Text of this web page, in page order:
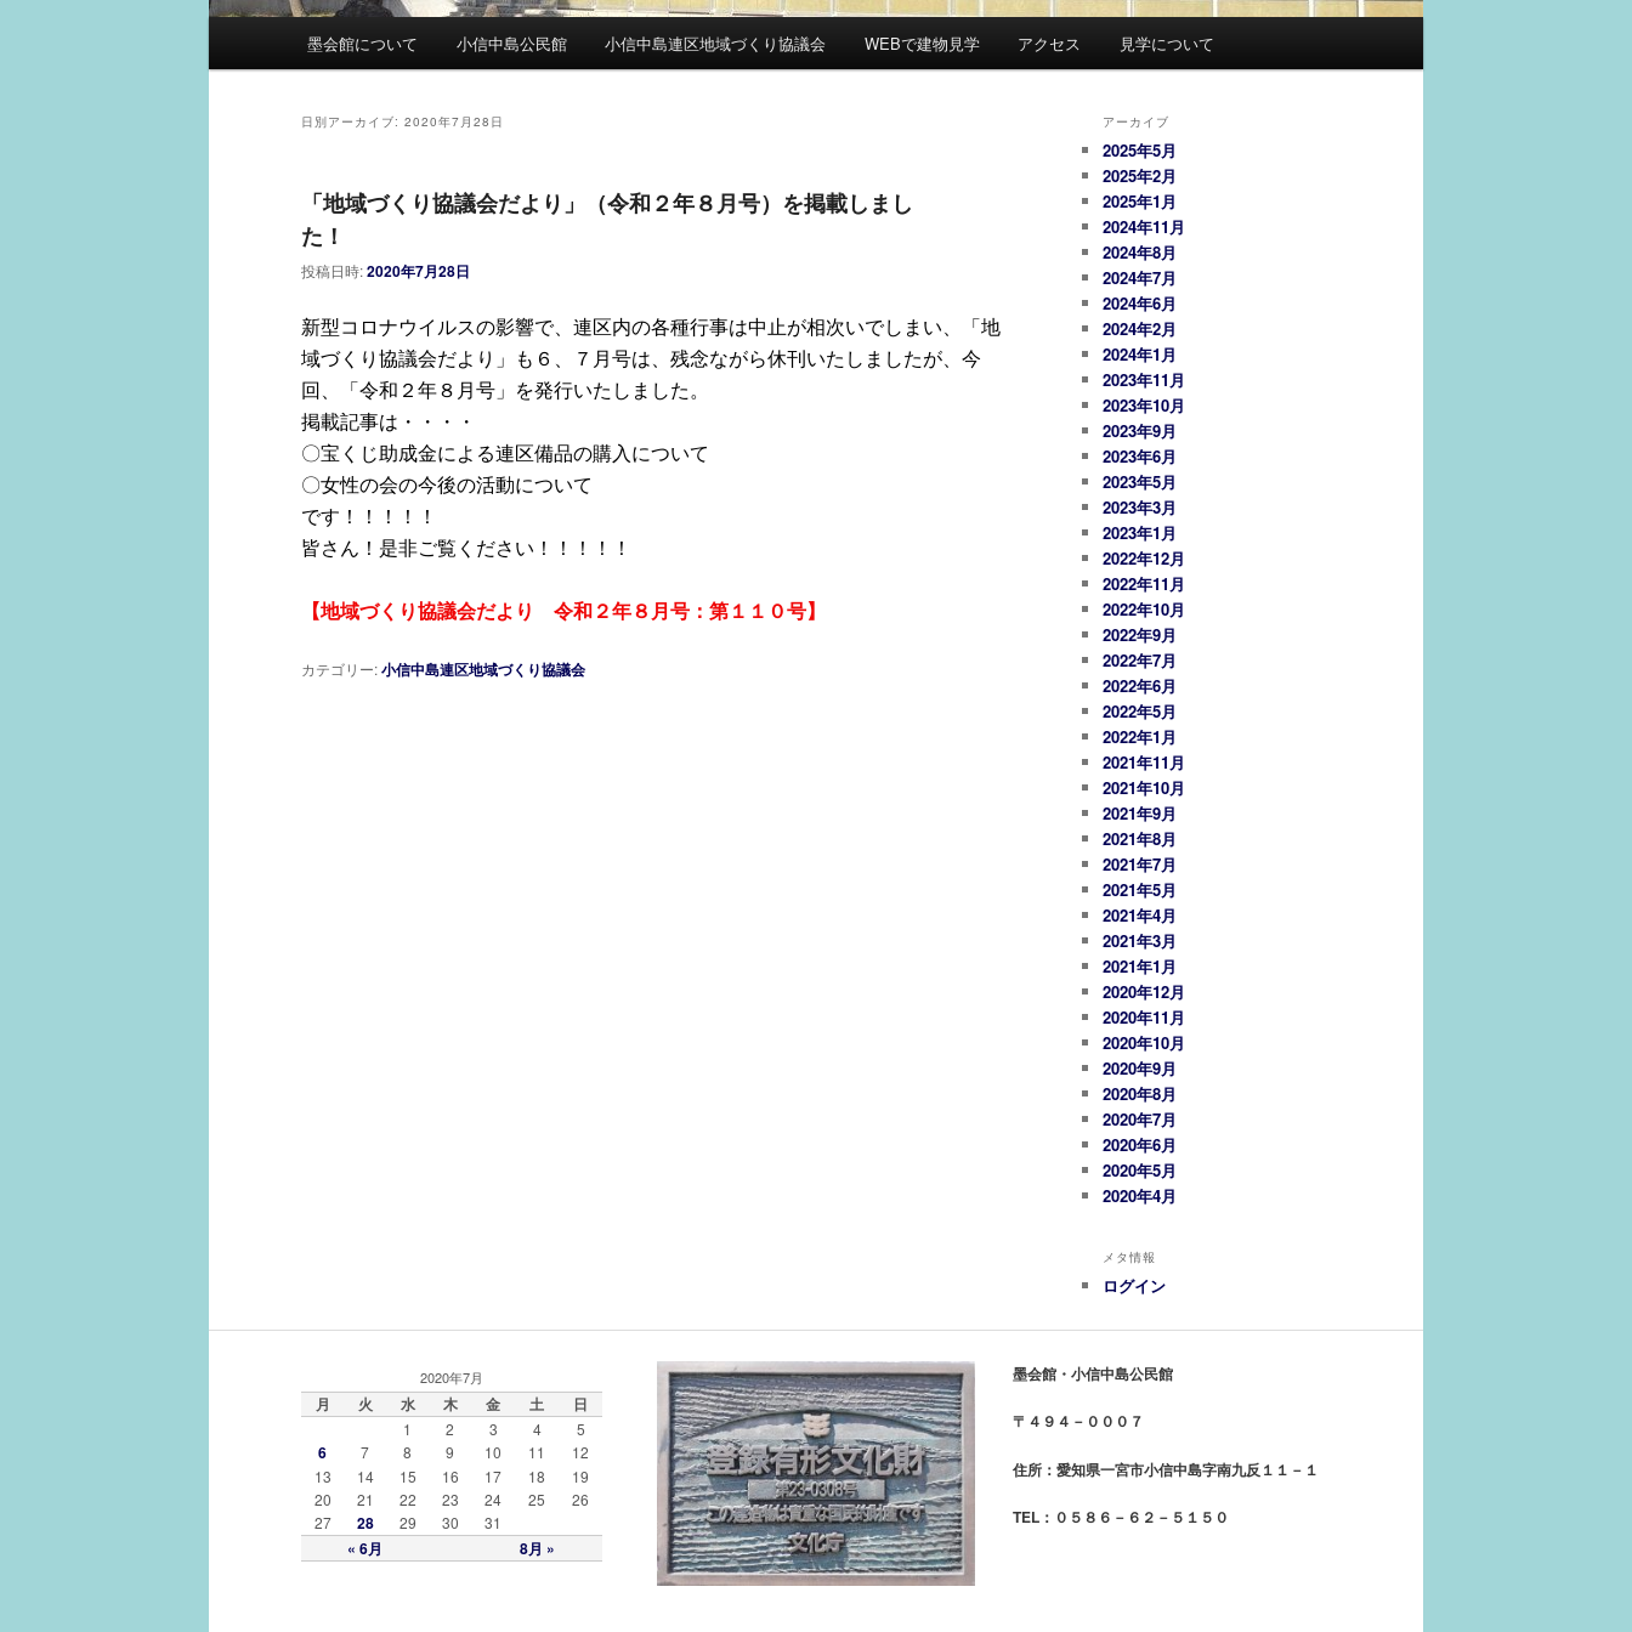
墨会館について 小信中島公民館 小信中島連区地域づくり協議会 WEBで建物見学 アクセス 見学について
日別アーカイブ: 2020年7月28日
「地域づくり協議会だより」（令和２年８月号）を掲載しまし
た！
投稿日時:2020年7月28日
新型コロナウイルスの影響で、連区内の各種行事は中止が相次いでしまい、「地
域づくり協議会だより」も６、７月号は、残念ながら休刊いたしましたが、今
回、「令和２年８月号」を発行いたしました。
掲載記事は・・・・
〇宝くじ助成金による連区備品の購入について
〇女性の会の今後の活動について
です！！！！！
皆さん！是非ご覧ください！！！！！
【地域づくり協議会だより 令和２年８月号：第１１０号】
カテゴリー:小信中島連区地域づくり協議会
アーカイブ
2025年5月
2025年2月
2025年1月
2024年11月
2024年8月
2024年7月
2024年6月
2024年2月
2024年1月
2023年11月
2023年10月
2023年9月
2023年6月
2023年5月
2023年3月
2023年1月
2022年12月
2022年11月
2022年10月
2022年9月
2022年7月
2022年6月
2022年5月
2022年1月
2021年11月
2021年10月
2021年9月
2021年8月
2021年7月
2021年5月
2021年4月
2021年3月
2021年1月
2020年12月
2020年11月
2020年10月
2020年9月
2020年8月
2020年7月
2020年6月
2020年5月
2020年4月
メタ情報
ログイン
2020年7月
月 火 水 木 金 土 日
« 6月 8月 »
1 2 3 4 5
6 7 8 9 10 11
12
13
14 15 16 17 18
19
20
21 22 23 24 25
26
27
28 29 30 31
墨会館・小信中島公民館
〒４９４－０００７
住所：愛知県一宮市小信中島字南九反１１－１
TEL：０５８６－６２－５１５０